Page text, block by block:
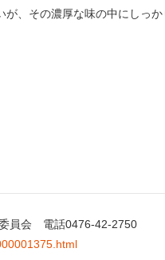
、その濃厚な味の中にしっ
員会 電話0476-42-2750